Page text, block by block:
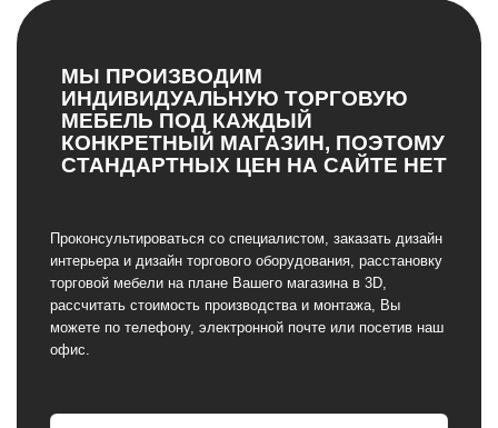
МЫ ПРОИЗВОДИМ
ИНДИВИДУАЛЬНУЮ ТОРГОВУЮ
МЕБЕЛЬ ПОД КАЖДЫЙ
КОНКРЕТНЫЙ МАГАЗИН, ПОЭТОМУ
СТАНДАРТНЫХ ЦЕН НА САЙТЕ НЕТ
Проконсультироваться со специалистом, заказать дизайн
интерьера и дизайн торгового оборудования, расстановку
торговой мебели на плане Вашего магазина в 3D,
рассчитать стоимость производства и монтажа, Вы
можете по телефону, электронной почте или посетив наш
офис.